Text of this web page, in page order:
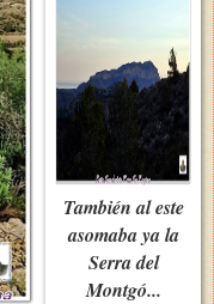
También al este
asomaba ya la
Serra del
Montgó...